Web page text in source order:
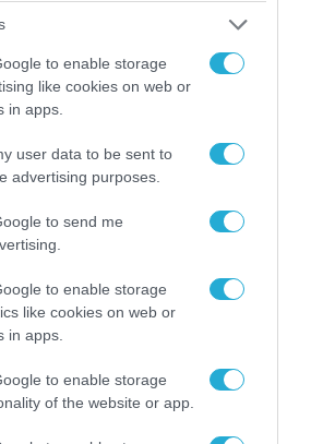
to enable storage
like cookies on web or
in apps.
user data to be sent to
advertising purposes.
to send me
to enable storage
like cookies on web or
in apps.
to enable storage
of the website or app.
Η ανάρτηση του Αρκά για
στις πυρκαγιές της